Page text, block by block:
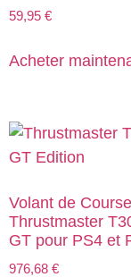
59,95 €
Acheter
Volant de Course
Thrustmaster
GT pour PS4 et
976,68 €